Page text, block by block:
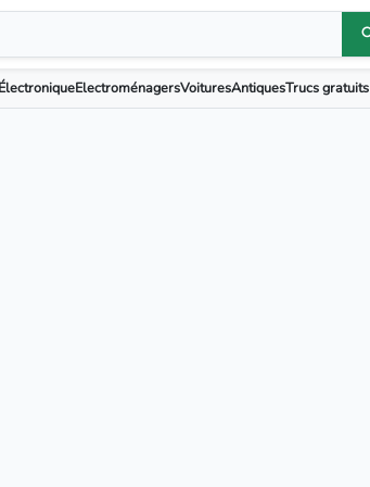
ElectroménagersVoituresAntiquesTrucs gratuits